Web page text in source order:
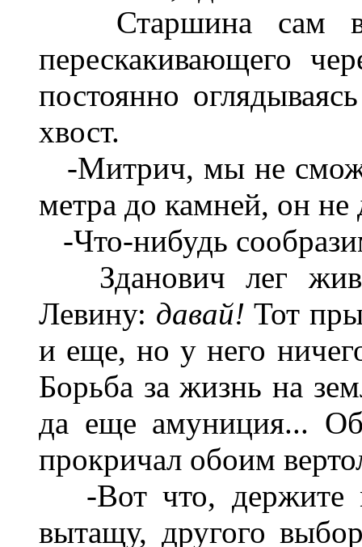
Старшина сам
перескакивающего
постоянно
хвост.
-Митрич, мы не
метра до камней, он не
-Что-нибудь
Зданович лег
Левину: давай! Тот
и еще, но у него
Борьба за жизнь на
да еще амуниция...
прокричал обоим
-Вот что, держите
вытащу, другого